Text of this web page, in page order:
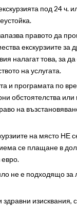
под 24 ч.
правото да
екскурзиите за
налагат това, за
на услугата.
и програмата по
обстоятелства или
на
на място НЕ
се плащане в
не е подходящо за
изисквания,